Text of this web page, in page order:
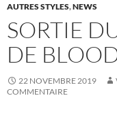
AUTRES STYLES,NEWS
SORTIE
DE
22 NOVEMBRE 2019
COMMENTAIRE